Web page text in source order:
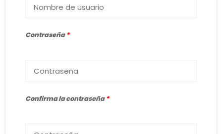
Contraseña*
Confirma la contraseña*